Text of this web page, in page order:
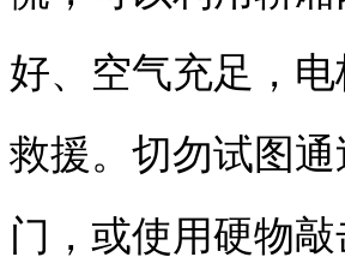
好、空气充足，
救援。切勿试图
门，或使用硬物